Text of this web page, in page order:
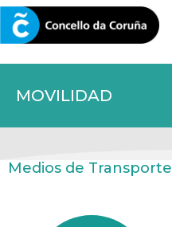
MOVILIDAD
CORUNA.GAL
Medios de Transporte